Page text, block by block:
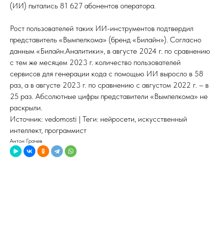
(ИИ) пытались 81 627 абонентов оператора.
Рост пользователей таких ИИ-инструментов подтвердил
представитель «Вымпелкома» (бренд «Билайн»). Согласно
данным «Билайн.Аналитики», в августе 2024 г. по сравнению
с тем же месяцем 2023 г. количество пользователей
сервисов для генерации кода с помощью ИИ выросло в 58
раз, а в августе 2023 г. по сравнению с августом 2022 г. – в
25 раз. Абсолютные цифры представители «Вымпелкома» не
раскрыли.
Источник: vedomosti | Теги: нейросети, искусственный
интеллект, программист
Антон Грачев